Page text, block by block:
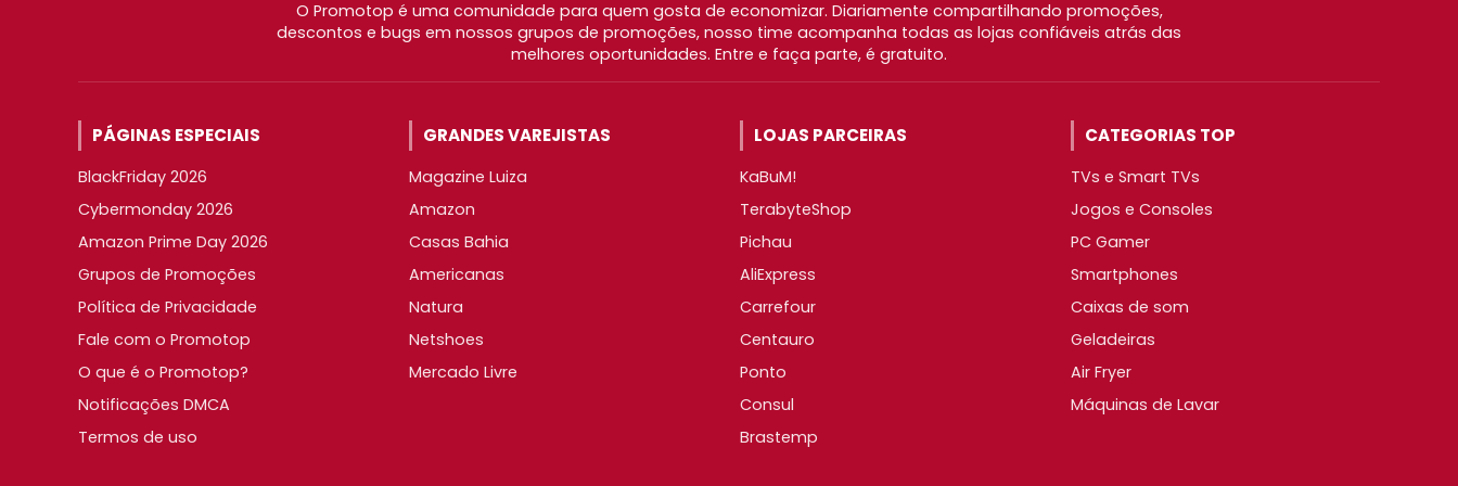
O Promotop é uma comunidade para quem gosta de economizar. Diariamente compartilhando promoções,
descontos e bugs em nossos grupos de promoções, nosso time acompanha todas as lojas confiáveis atrás das
melhores oportunidades. Entre e faça parte, é gratuito.
PÁGINAS ESPECIAIS
BlackFriday 2026
Cybermonday 2026
Amazon Prime Day 2026
Grupos de Promoções
Política de Privacidade
Fale com o Promotop
O que é o Promotop?
Notificações DMCA
Termos de uso
GRANDES VAREJISTAS
Magazine Luiza
Amazon
Casas Bahia
Americanas
Natura
Netshoes
Mercado Livre
LOJAS PARCEIRAS
KaBuM!
TerabyteShop
Pichau
AliExpress
Carrefour
Centauro
Ponto
Consul
Brastemp
CATEGORIAS TOP
TVs e Smart TVs
Jogos e Consoles
PC Gamer
Smartphones
Caixas de som
Geladeiras
Air Fryer
Máquinas de Lavar